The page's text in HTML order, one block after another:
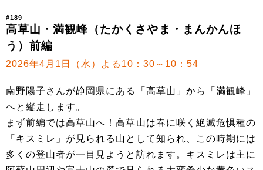
#189
高草山・満観峰（たかくさやま・まんかんほ
う）前編
2026年4月1日（水）よる10：30～10：54
南野陽子さんが静岡県にある「高草山」から「満観峰」
へと縦走します。
まず前編では高草山へ！高草山は春に咲く絶滅危惧種の
「キスミレ」が見られる山として知られ、この時期には
多くの登山者が一目見ようと訪れます。キスミレは主に